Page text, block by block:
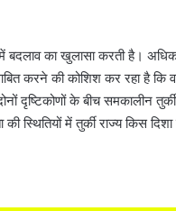
बदलाव का खुलासा करती है।
करने की कोशिश कर रहा है कि
दृष्टिकोणों के बीच समकालीन
स्थितियों में तुर्की राज्य किस